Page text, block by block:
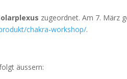
zugeordnet. Am 7. März
chakra-workshop/.
äussern: